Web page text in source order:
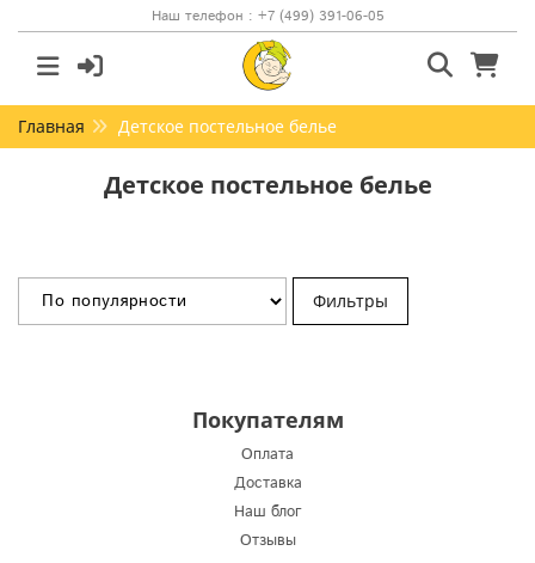
Наш телефон : +7 (499) 391-06-05
Главная Детское постельное белье
Детское постельное белье
Фильтры
Покупателям
Оплата
Доставка
Наш блог
Отзывы